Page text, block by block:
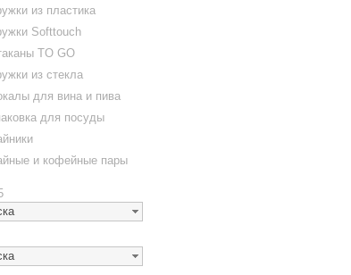
из пластика
Softtouch
TO GO
из стекла
для вина и пива
для посуды
и кофейные пары
посуды
сервировки
кружки